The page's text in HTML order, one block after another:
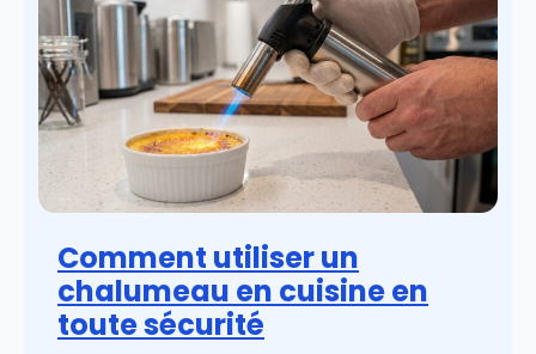
Comment utiliser un
chalumeau en cuisine en
toute sécurité